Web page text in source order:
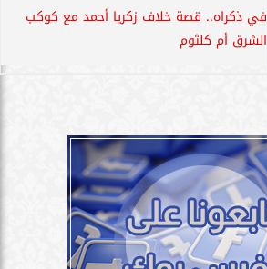
في ذكراه.. قصة خلاف زكريا أحمد مع كوكب
الشرق أم كلثوم